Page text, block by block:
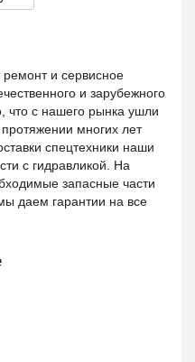
и сервисное
и зарубежного
что с нашего рынка ушли
многих лет
спецтехники наши
с гидравликой. На
запасные части
даем гарантии на все